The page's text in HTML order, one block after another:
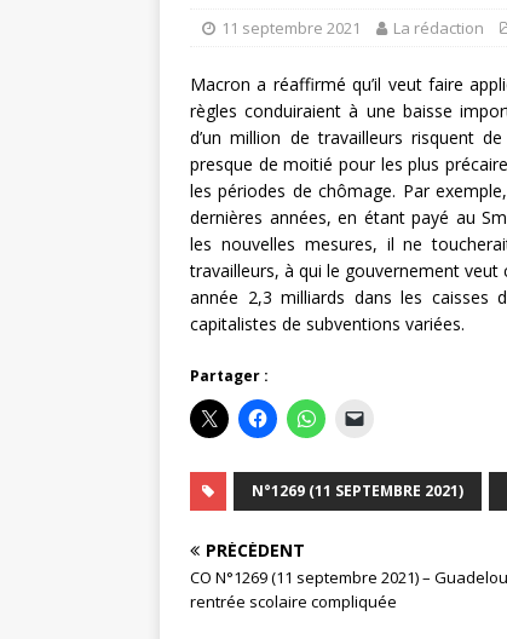
11 septembre 2021 La rédaction
Macron a réaffirmé qu’il veut faire
règles conduiraient à une baisse
d’un million de travailleurs risquent
presque de moitié pour les plus
les périodes de chômage. Par
dernières années, en étant payé au
les nouvelles mesures, il ne
travailleurs, à qui le gouvernement veut
année 2,3 milliards dans les caisses
capitalistes de subventions variées.
Partager :
N°1269 (11 SEPTEMBRE 2021)
PRÉCÉDENT
CO N°1269 (11 septembre 2021) –
rentrée scolaire compliquée